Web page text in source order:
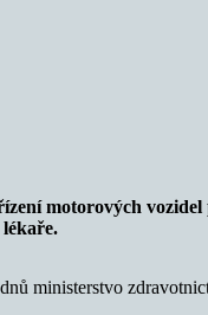
motorových
ministerstvo